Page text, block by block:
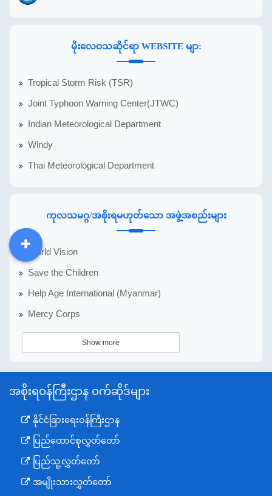
မိုးလေဝသဆိုင်ရာ WEBSITE မျာ:
Tropical Storm Risk (TSR)
Joint Typhoon Warning Center(JTWC)
Indian Meteorological Department
Windy
Thai Meteorological Department
ကုလသမဂ္ဂ/အစိုးရမဟုတ်သော အဖွဲ့အစည်းများ
World Vision
Save the Children
Help Age International (Myanmar)
Mercy Corps
Show more
အစိုးရဝန်ကြီးဌာန ဝက်ဆိုဒ်များ
နိုင်ငံခြားရေးဝန်ကြီးဌာန
ပြည်ထောင်စုလွှတ်တော်
ပြည်သူ့လွှတ်တော်
အမျိုးသားလွှတ်တော်
DDM